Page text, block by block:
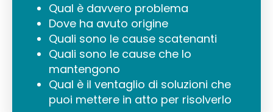
Qual è davvero problema
Dove ha avuto origine
Quali sono le cause scatenanti
Quali sono le cause che lo
mantengono
Qual è il ventaglio di soluzioni che
puoi mettere in atto per risolverlo